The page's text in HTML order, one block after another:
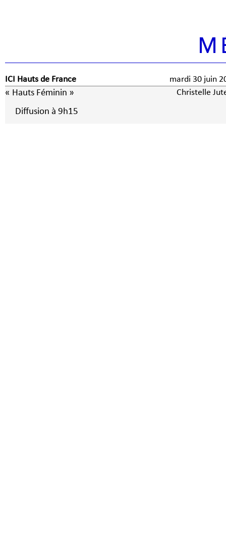
ICI Hauts de France mardi 30 juin
« Hauts Féminin » Christelle
Diffusion à 9h15